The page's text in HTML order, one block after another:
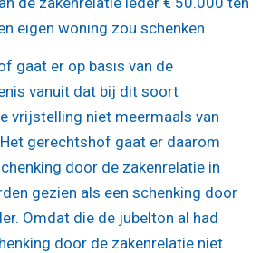
eigen woning zou schenken.
gaat er op basis van de
vanuit dat bij dit soort
vrijstelling niet meermaals van
gerechtshof gaat er daarom
door de zakenrelatie in
gezien als een schenking door
Omdat die de jubelton al had
door de zakenrelatie niet